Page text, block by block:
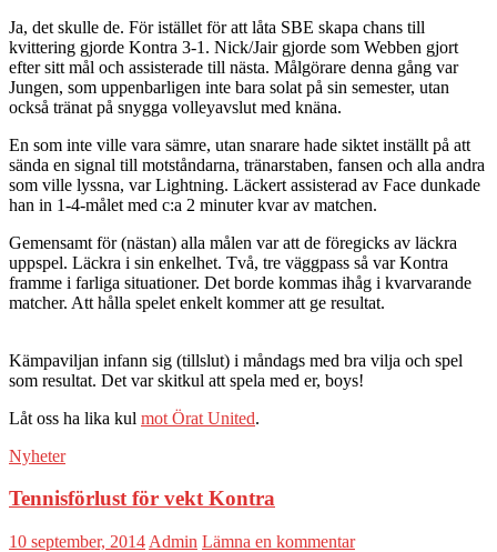
Ja, det skulle de. För istället för att låta SBE skapa chans till
kvittering gjorde Kontra 3-1. Nick/Jair gjorde som Webben gjort
efter sitt mål och assisterade till nästa. Målgörare denna gång var
Jungen, som uppenbarligen inte bara solat på sin semester, utan
också tränat på snygga volleyavslut med knäna.
En som inte ville vara sämre, utan snarare hade siktet inställt på att
sända en signal till motståndarna, tränarstaben, fansen och alla andra
som ville lyssna, var Lightning. Läckert assisterad av Face dunkade
han in 1-4-målet med c:a 2 minuter kvar av matchen.
Gemensamt för (nästan) alla målen var att de föregicks av läckra
uppspel. Läckra i sin enkelhet. Två, tre väggpass så var Kontra
framme i farliga situationer. Det borde kommas ihåg i kvarvarande
matcher. Att hålla spelet enkelt kommer att ge resultat.
Kämpaviljan infann sig (tillslut) i måndags med bra vilja och spel
som resultat. Det var skitkul att spela med er, boys!
Låt oss ha lika kul mot Örat United.
Nyheter
Tennisförlust för vekt Kontra
10 september, 2014 Admin Lämna en kommentar